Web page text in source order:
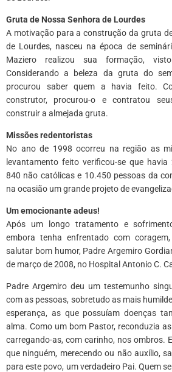
Gruta de Nossa Senhora de Lourdes
A motivação para a construção da gruta
de Lourdes, nasceu na época de
Maziero realizou sua formação,
Considerando a beleza da gruta do
procurou saber quem a havia feito.
construtor, procurou-o e contratou
construir a almejada gruta.
Missões redentoristas
No ano de 1998 ocorreu na região as
levantamento feito verificou-se que
840 não católicas e 10.450 pessoas da
na ocasião um grande projeto de
Um emocionante adeus!
Após um longo tratamento e
embora tenha enfrentado com
salutar bom humor, Padre Argemiro
de março de 2008, no Hospital Antonio C.
Padre Argemiro deu um testemunho
com as pessoas, sobretudo as mais
esperança, as que possuíam doenças
alma. Como um bom Pastor, reconduzia
carregando-as, com carinho, nos ombros.
que ninguém, merecendo ou não auxílio,
para este povo, um verdadeiro Pai. Quem